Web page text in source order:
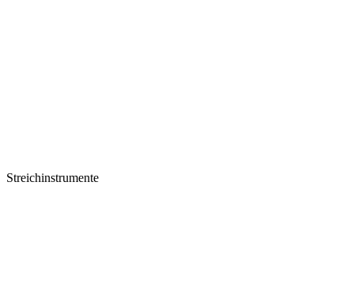
Streichinstrumente